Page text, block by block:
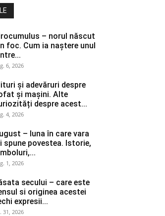
– norul născut
foc. Cum ia naștere unul
6, 2026
și adevăruri despre
și mașini. Alte
despre acest...
4, 2026
– luna în care vara
spune povestea. Istorie,
1, 2026
secului – care este
si originea acestei
expresii...
31, 2026